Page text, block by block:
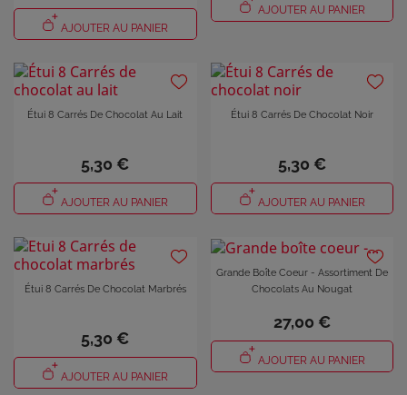
AJOUTER AU PANIER
AJOUTER AU PANIER
Étui 8 Carrés De Chocolat Au Lait
5,30 €
AJOUTER AU PANIER
Étui 8 Carrés De Chocolat Noir
5,30 €
AJOUTER AU PANIER
Étui 8 Carrés De Chocolat Marbrés
5,30 €
AJOUTER AU PANIER
Grande Boîte Coeur - Assortiment De
Chocolats Au Nougat
27,00 €
AJOUTER AU PANIER